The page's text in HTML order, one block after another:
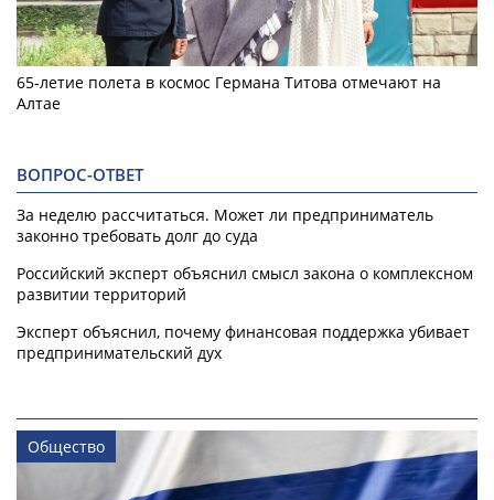
65-летие полета в космос Германа Титова отмечают на
Алтае
ВОПРОС-ОТВЕТ
За неделю рассчитаться. Может ли предприниматель
законно требовать долг до суда
Российский эксперт объяснил смысл закона о комплексном
развитии территорий
Эксперт объяснил, почему финансовая поддержка убивает
предпринимательский дух
Общество